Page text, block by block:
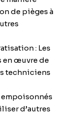
de pièges à
: Les
en œuvre de
techniciens
d’autres